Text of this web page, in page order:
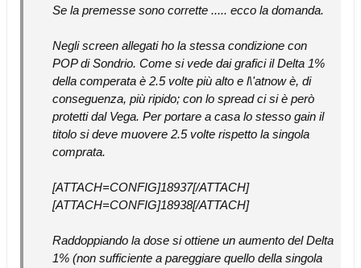
Se la premesse sono corrette ..... ecco la domanda.
Negli screen allegati ho la stessa condizione con
POP di Sondrio. Come si vede dai grafici il Delta 1%
della comperata è 2.5 volte più alto e l\'atnow è, di
conseguenza, più ripido; con lo spread ci si è però
protetti dal Vega. Per portare a casa lo stesso gain il
titolo si deve muovere 2.5 volte rispetto la singola
comprata.
[ATTACH=CONFIG]18937[/ATTACH]
[ATTACH=CONFIG]18938[/ATTACH]
Raddoppiando la dose si ottiene un aumento del Delta
1% (non sufficiente a pareggiare quello della singola